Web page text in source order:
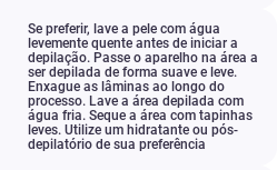
Se preferir, lave a pele com água
levemente quente antes de iniciar a
depilação. Passe o aparelho na área a
ser depilada de forma suave e leve.
Enxague as lâminas ao longo do
processo. Lave a área depilada com
água fria. Seque a área com tapinhas
leves. Utilize um hidratante ou pós-
depilatório de sua preferência